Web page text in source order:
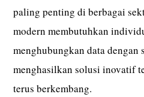
paling penting di berbagai
modern membutuhkan
menghubungkan data dengan
menghasilkan solusi inovatif
terus berkembang.